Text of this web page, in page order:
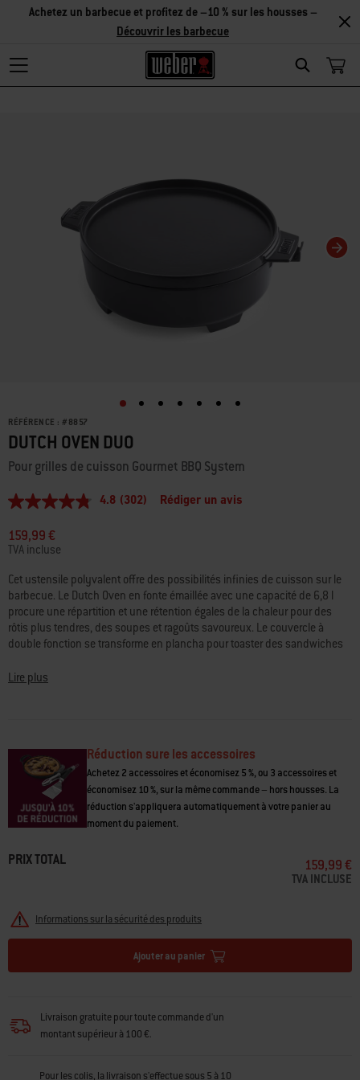
Search
Achetez un barbecue et profitez de –10 % sur les housses –
Découvrir les barbecue
RÉFÉRENCE : # 8857
DUTCH OVEN DUO
Pour grilles de cuisson Gourmet BBQ System
4.8
sur
5,
valeur
de
la
note
moyenne.
Read
302
Reviews.
sur
la
4.8 (302) Rédiger un avis
159,99 €
TVA incluse
Cet ustensile polyvalent offre des possibilités infinies de cuisson sur le
barbecue. Le Dutch Oven en fonte émaillée avec une capacité de 6,8 l
procure une répartition et une rétention égales de la chaleur pour des
rôtis plus tendres, des soupes et ragoûts savoureux. Le couvercle à
double fonction se transforme en plancha pour toaster des sandwiches
facilite le nettoyage et les deux pièces s'empilent pour un gain de place
• Les pièces peuvent être utilisées ensemble ou séparément
• Empilables pour un rangement compact
• Fonte émaillée pour un nettoyage facile
• Capacité de 6,8 l.
• Couvercle conçu pour retenir l'humidité
Lire plus
Réduction sure les accessoires
Achetez 2 accessoires et économisez 5 %, ou 3 accessoires et
économisez 10 %, sur la même commande – hors housses. La
réduction s'appliquera automatiquement à votre panier au
moment du paiement.
PRIX TOTAL 159,99 €
TVA INCLUSE
Informations sur la sécurité des produits
Ajouter au panier
Livraison gratuite pour toute commande d'un
montant supérieur à 100 €.
Pour les colis, la livraison s'effectue sous 5 à 10